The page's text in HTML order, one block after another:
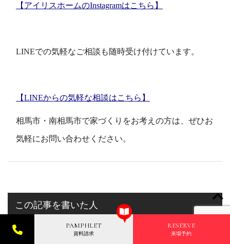
【アイリスホームのInstagramはこちら】
LINEでの気軽なご相談も随時受け付けています。
【LINEからの気軽な相談はこちら】
相馬市・南相馬市で家づくりをお考えの方は、ぜひお
気軽にお問い合わせください。
この記事を書いた人
PAMPHLET
資料請求
RESERVE
来場予約